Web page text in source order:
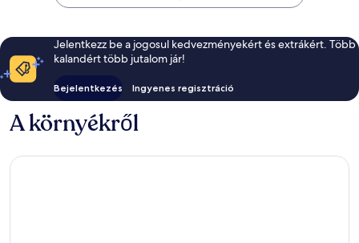
Jelentkezz be a jogosul kedvezményekért és extrákért. Több
kalandért több jutalom jár!
Bejelentkezés Ingyenes regisztráció
A környékről